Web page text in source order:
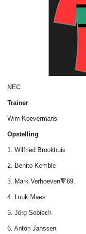
NEC
Trainer
Wim Koevermans
Opstelling
1. Wilfried Brookhuis
2. Benito Kemble
3. Mark Verhoeven🔻69.
4. Luuk Maes
5. Jörg Sobiech
6. Anton Janssen